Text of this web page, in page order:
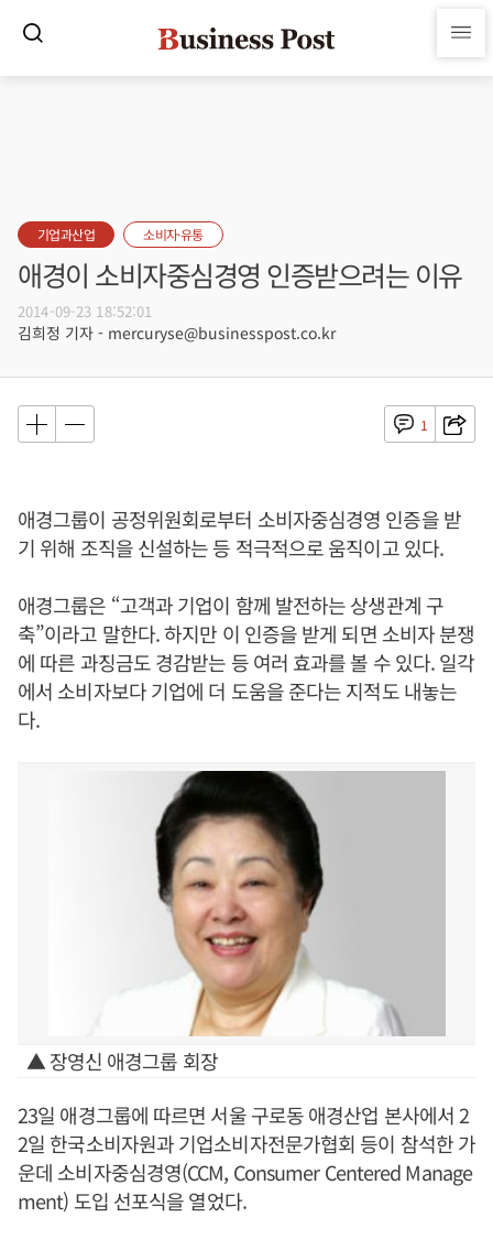
기업과산업 소비자·유통
애경이 소비자중심경영 인증받으려는 이유
2014-09-23 18:52:01
김희정 기자 - mercuryse@businesspost.co.kr
1
애경그룹이 공정위원회로부터 소비자중심경영 인증을 받
기 위해 조직을 신설하는 등 적극적으로 움직이고 있다.
애경그룹은 “고객과 기업이 함께 발전하는 상생관계 구
축”이라고 말한다. 하지만 이 인증을 받게 되면 소비자 분쟁
에 따른 과징금도 경감받는 등 여러 효과를 볼 수 있다. 일각
에서 소비자보다 기업에 더 도움을 준다는 지적도 내놓는
다.
▲ 장영신 애경그룹 회장
23일 애경그룹에 따르면 서울 구로동 애경산업 본사에서 2
2일 한국소비자원과 기업소비자전문가협회 등이 참석한 가
운데 소비자중심경영(CCM, Consumer Centered Manage
ment) 도입 선포식을 열었다.